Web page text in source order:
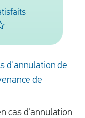
d'annulation de
de
cas d'annulation